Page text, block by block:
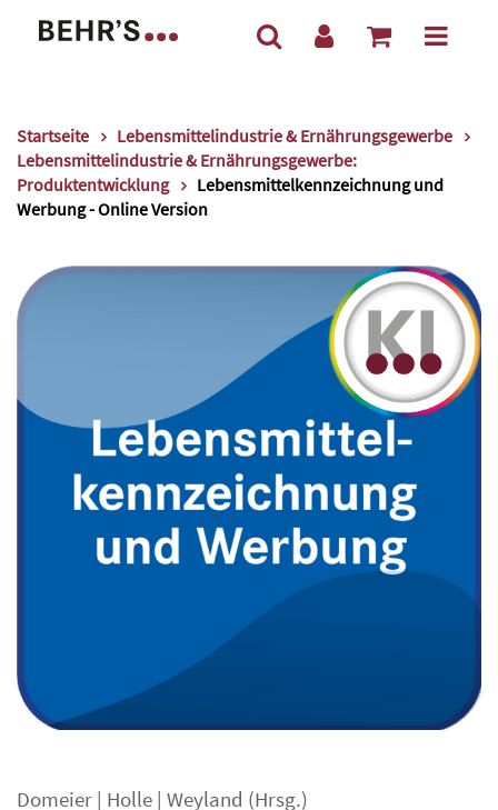
Startseite
Lebensmittelindustrie & Ernährungsgewerbe
Lebensmittelindustrie & Ernährungsgewerbe:
Produktentwicklung
Lebensmittelkennzeichnung und
Werbung - Online Version
Domeier | Holle | Weyland (Hrsg.)